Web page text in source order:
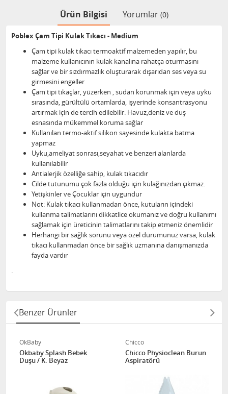
Ürün Bilgisi Yorumlar (0)
Poblex Çam Tipi Kulak Tıkacı - Medium
Çam tipi kulak tıkacı termoaktif malzemeden yapılır, bu
malzeme kullanıcının kulak kanalına rahatça oturmasını
sağlar ve bir sızdırmazlık oluşturarak dışarıdan ses veya su
girmesini engeller
Çam tipi tıkaçlar, yüzerken , sudan korunmak için veya uyku
sırasında, gürültülü ortamlarda, işyerinde konsantrasyonu
artırmak için de tercih edilebilir. Havuz,deniz ve duş
esnasında mükemmel koruma sağlar
Kullanılan termo-aktif silikon sayesinde kulakta batma
yapmaz
Uyku,ameliyat sonrası,seyahat ve benzeri alanlarda
kullanılabilir
Antialerjik özelliğe sahip, kulak tıkacıdır
Cilde tutunumu çok fazla olduğu için kulağınızdan çıkmaz.
Yetişkinler ve Çocuklar için uygundur
Not: Kulak tıkacı kullanmadan önce, kutuların içindeki
kullanma talimatlarını dikkatlice okumanız ve doğru kullanımı
sağlamak için üreticinin talimatlarını takip etmeniz önemlidir
Herhangi bir sağlık sorunu veya özel durumunuz varsa, kulak
tıkacı kullanmadan önce bir sağlık uzmanına danışmanızda
fayda vardır
.
Benzer Ürünler
OkBaby
Okbaby Splash Bebek
Duşu / K. Beyaz
Chicco
Chicco Physioclean Burun
Aspiratörü